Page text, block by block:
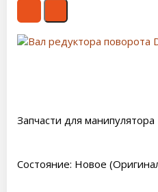
Запчасти для манипулятора
Состояние: Новое